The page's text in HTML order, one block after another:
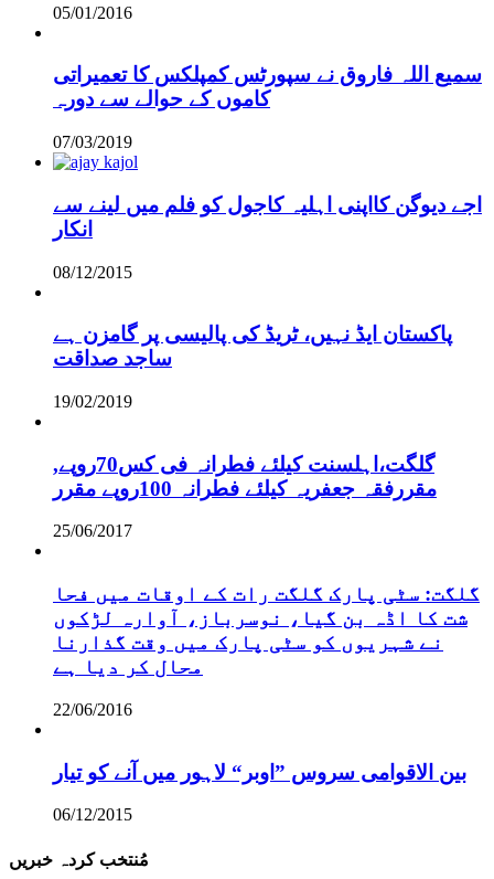
05/01/2016
سمیع اللہ فاروق نے سپورٹس کمپلکس کا تعمیراتی
کاموں کے حوالے سے دورہ
07/03/2019
اجے دیوگن کااپنی اہلیہ کاجول کو فلم میں لینے سے
انکار
08/12/2015
پاکستان ایڈ نہیں، ٹریڈ کی پالیسی پر گامزن ہے
ساجد صداقت
19/02/2019
,گلگت،اہلسنت کیلئے فطرانہ فی کس70روپے
مقررفقہ جعفریہ کیلئے فطرانہ 100روپے مقرر
25/06/2017
گلگت: سٹی پارک گلگت رات کے اوقات میں فحا
شت کا اڈہ بن گیا، نوسرباز، آوارہ لڑکوں
نے شہریوں کو سٹی پارک میں وقت گذارنا
محال کر دیا ہے
22/06/2016
بین الاقوامی سروس ”اوبر“ لاہور میں آنے کو تیار
06/12/2015
مُنتخب کردہ خبریں